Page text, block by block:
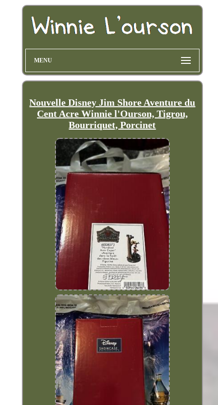
MENU
Nouvelle Disney Jim Shore Aventure du
Cent Acre Winnie l'Ourson, Tigrou,
Bourriquet, Porcinet